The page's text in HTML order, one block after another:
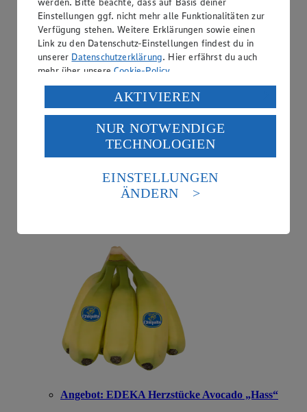
Angebot: EDEKA Herzstücke Avocado „Hass“
Einstellungen ggf. nicht mehr alle Funktionalitäten zur
Verfügung stehen. Weitere Erklärungen sowie einen
Link zu den Datenschutz-Einstellungen findest du in
unserer Datenschutzerklärung. Hier erfährst du auch
mehr über unsereCookie-Policy.
Verarbeitung deiner personenbezogenen Daten in den
USA durch Facebook und YouTube:
Wenn du auf „Aktivieren“ klickst, willigst du im Sinne
des Art. 49 Abs. 1 Satz 1 lit. a) DSGVO ein, dass deine
Daten in den USA verarbeitet werden. Der EuGH sieht
die USA als Land mit einem nach europäischen
Standards nicht angemessenen Datenschutzniveau an.
Es besteht das Risiko eines Zugriffs durch US-
Informationen zum Herausgeber der Seite findest du
AKTIVIEREN
NUR NOTWENDIGE
TECHNOLOGIEN
EINSTELLUNGEN
ÄNDERN